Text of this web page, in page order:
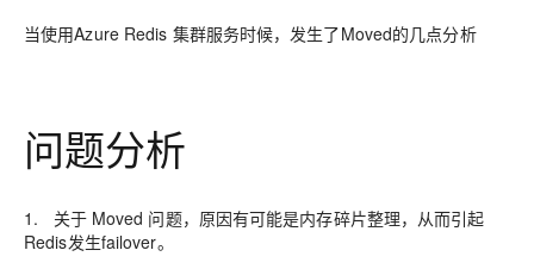
当使用Azure Redis 集群服务时候，发生了Moved的几点分析
问题分析
1. 关于 Moved 问题，原因有可能是内存碎片整理，从而引起
Redis发生failover。